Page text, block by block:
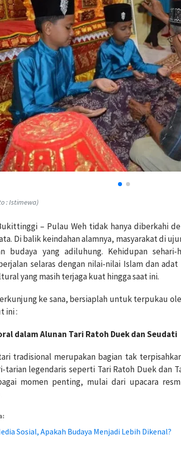
: Istimewa)
– Pulau Weh tidak hanya diberkahi
Di balik keindahan alamnya, masyarakat di
budaya yang adiluhung. Kehidupan
selaras dengan nilai-nilai Islam dan
yang masih terjaga kuat hingga saat ini.
ke sana, bersiaplah untuk terpukau
ini :
dalam Alunan Tari Ratoh Duek dan Seudati
tradisional merupakan bagian tak
tarian legendaris seperti Tari Ratoh Duek dan
momen penting, mulai dari upacara
Sosial, Apakah Budaya Menjadi Lebih Dikenal?